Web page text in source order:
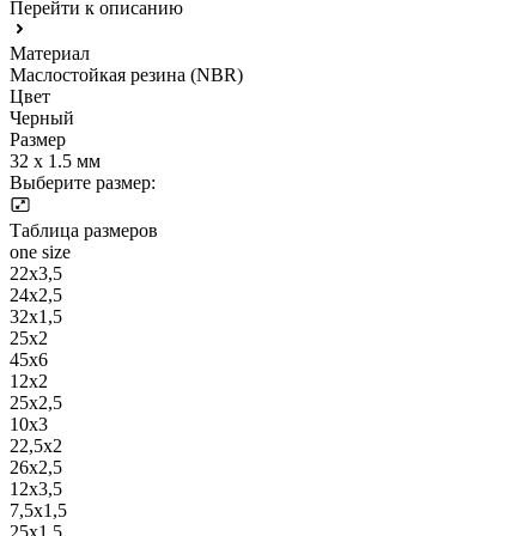
Перейти к описанию
Материал
Маслостойкая резина (NBR)
Цвет
Черный
Размер
32 х 1.5 мм
Выберите размер:
Таблица размеров
one size
22х3,5
24х2,5
32х1,5
25х2
45х6
12х2
25х2,5
10х3
22,5х2
26х2,5
12х3,5
7,5х1,5
25х1,5